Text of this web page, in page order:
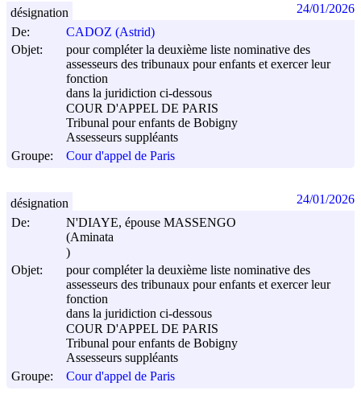
De:
CADOZ (Astrid)
Objet:
pour compléter la deuxième liste nominative des
assesseurs des tribunaux pour enfants et exercer leur
fonction
dans la juridiction ci-dessous
COUR D'APPEL DE PARIS
Tribunal pour enfants de Bobigny
Assesseurs suppléants
Groupe:
Cour d'appel de Paris
désignation 24/01/2026
De:
N'DIAYE, épouse MASSENGO
(Aminata
)
Objet:
pour compléter la deuxième liste nominative des
assesseurs des tribunaux pour enfants et exercer leur
fonction
dans la juridiction ci-dessous
COUR D'APPEL DE PARIS
Tribunal pour enfants de Bobigny
Assesseurs suppléants
Groupe:
Cour d'appel de Paris
désignation 24/01/2026